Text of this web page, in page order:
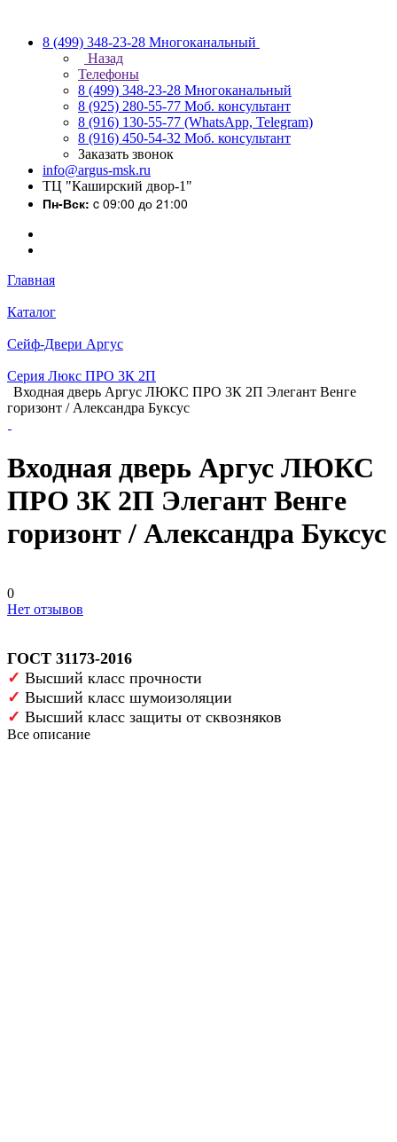
8 (499) 348-23-28 Многоканальный
Назад
Телефоны
8 (499) 348-23-28 Многоканальный
8 (925) 280-55-77 Моб. консультант
8 (916) 130-55-77 (WhatsApp, Telegram)
8 (916) 450-54-32 Моб. консультант
Заказать звонок
info@argus-msk.ru
ТЦ "Каширский двор-1"
Пн-Вск: c 09:00 до 21:00
Главная
Каталог
Сейф-Двери Аргус
Серия Люкс ПРО 3К 2П
Входная дверь Аргус ЛЮКС ПРО 3К 2П Элегант Венге
горизонт / Александра Буксус
Входная дверь Аргус ЛЮКС
ПРО 3К 2П Элегант Венге
горизонт / Александра Буксус
0
Нет отзывов
ГОСТ 31173-2016
✓ Высший класс прочности
✓ Высший класс шумоизоляции
✓ Высший класс защиты от сквозняков
Все описание